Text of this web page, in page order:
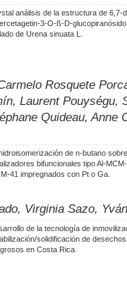
análisis de la estructura de 6,7-
3-O-ß-D-glucopiranósido
de Urena sinuata L.
Rosquete
Laurent Pouységu,
Quideau, Anne
de n-butano sobre
bifuncionales tipo Al-
41 impregnados con Pt o Ga.
Virginia Sazo,
de la tecnología de
solidificación de desechos
en Costa Rica.